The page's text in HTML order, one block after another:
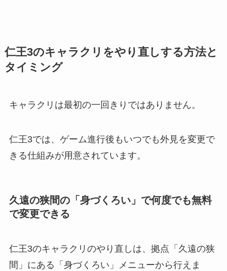
仁王3のキャラクリをやり直しする方法と
タイミング
キャラクリは最初の一回きりではありません。
仁王3では、ゲーム進行後もいつでも外見を変更で
きる仕組みが用意されています。
久遠の狭間の「身づくろい」で何度でも無料
で変更できる
仁王3のキャラクリのやり直しは、拠点「久遠の狭
間」にある「身づくろい」メニューから行えま